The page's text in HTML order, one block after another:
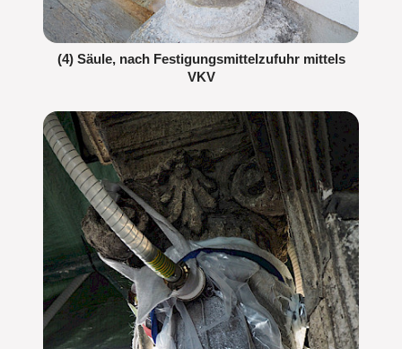
(4) Säule, nach Festigungsmittelzufuhr mittels
VKV